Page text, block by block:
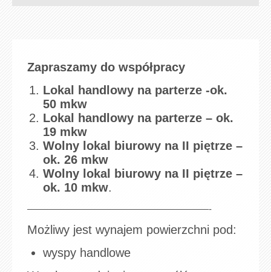
Zapraszamy do współpracy
Lokal handlowy na parterze -ok.
50 mkw
Lokal handlowy na parterze – ok.
19 mkw
Wolny lokal biurowy na II piętrze –
ok. 26 mkw
Wolny lokal biurowy na II piętrze –
ok. 10 mkw.
————————————————————-
Możliwy jest wynajem powierzchni pod:
wyspy handlowe